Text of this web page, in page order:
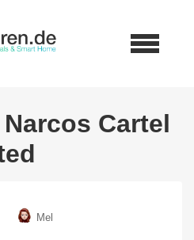
Narcos Cartel
Mel